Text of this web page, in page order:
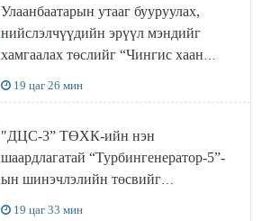
Улаанбаатарын утааг бууруулах,
нийслэлчүүдийн эрүүл мэндийг
хамгаалах төслийг “Чингис хаан
19 цаг 26 мин
"ДЦС-3” ТӨХК-ийн нэн
шаардлагатай “Турбингенератор-5”-
ын шинэчлэлийн төсвийг
19 цаг 33 мин